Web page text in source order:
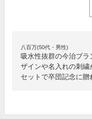
八百万(50代・男性)
吸水性抜群の今治ブ
ザインや名入れの刺
セットで卒団記念に贈